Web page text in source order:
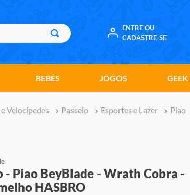
ENTRE OU
CADASTRE-SE
BEBÊS JOGOS GEEK
Velocipedes Passeio Esportes e Lazer Piao
- Piao BeyBlade - Wrath Cobra -
HASBRO